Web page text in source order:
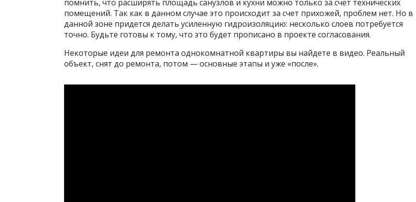
помнить, что расширять площадь санузлов и кухни можно только за счет технических
помещений. Так как в данном случае это происходит за счет прихожей, проблем нет. Но в
данной зоне придется делать усиленную гидроизоляцию: несколько слоев потребуется
точно. Будьте готовы к тому, что это будет прописано в проекте согласования.
Некоторые идеи для ремонта однокомнатной квартиры вы найдете в видео. Реальный
объект, снят до ремонта, потом — основные этапы и уже «после».